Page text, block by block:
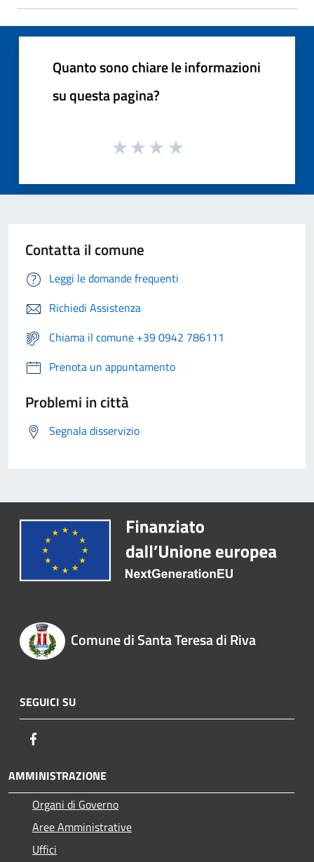
Quanto sono chiare le informazioni
su questa pagina?
Contatta il comune
Leggi le domande frequenti
Richiedi Assistenza
Chiama il comune +39 0942 786111
Prenota un appuntamento
Problemi in città
Segnala disservizio
Comune di Santa Teresa di Riva
SEGUICI SU
AMMINISTRAZIONE
Organi di Governo
Aree Amministrative
Uffici